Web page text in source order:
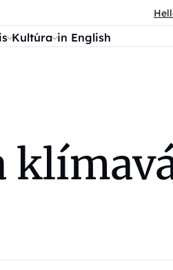
Kultúra in English